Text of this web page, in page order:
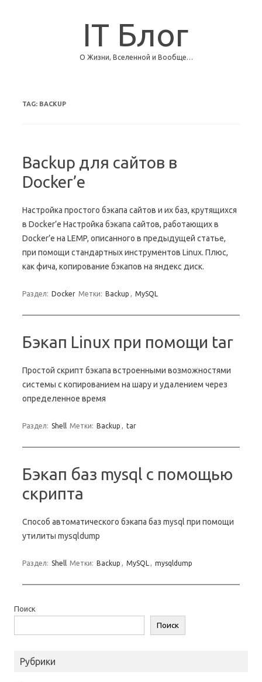
IT Блог
О Жизни, Вселенной и Вообще…
TAG: BACKUP
Backup для сайтов в
Docker’е
Настройка простого бэкапа сайтов и их баз, крутящихся
в Docker’е Настройка бэкапа сайтов, работающих в
Docker’е на LEMP, описанного в предыдущей статье,
при помощи стандартных инструментов Linux. Плюс,
как фича, копирование бэкапов на яндекс диск.
Раздел: Docker Метки: Backup , MySQL
Бэкап Linux при помощи tar
Простой скрипт бэкапа встроенными возможностями
системы с копированием на шару и удалением через
определенное время
Раздел: Shell Метки: Backup , tar
Бэкап баз mysql с помощью
скрипта
Способ автоматического бэкапа баз mysql при помощи
утилиты mysqldump
Раздел: Shell Метки: Backup , MySQL , mysqldump
Поиск
Поиск
Рубрики